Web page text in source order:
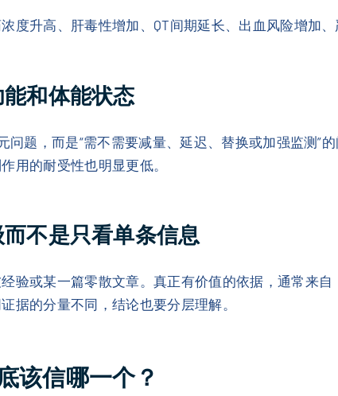
度升高、肝毒性增加、QT间期延长、出血风险增加
和体能状态
问题，而是“需不需要减量、延迟、替换或加强监测”
用的耐受性也明显更低。
不是只看单条信息
验或某一篇零散文章。真正有价值的依据，通常来自
据的分量不同，结论也要分层理解。
该信哪一个？